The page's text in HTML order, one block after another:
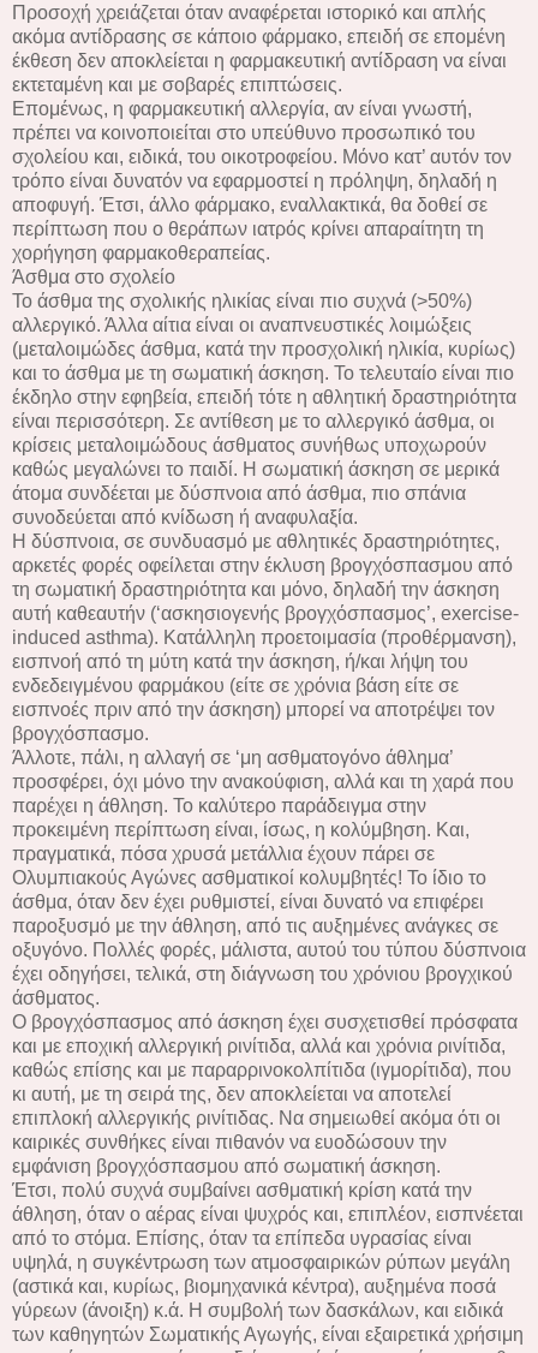
Προσοχή χρειάζεται όταν αναφέρεται ιστορικό και απλής
ακόμα αντίδρασης σε κάποιο φάρμακο, επειδή σε επομένη
έκθεση δεν αποκλείεται η φαρμακευτική αντίδραση να είναι
εκτεταμένη και με σοβαρές επιπτώσεις.
Επομένως, η φαρμακευτική αλλεργία, αν είναι γνωστή,
πρέπει να κοινοποιείται στο υπεύθυνο προσωπικό του
σχολείου και, ειδικά, του οικοτροφείου. Μόνο κατ’ αυτόν τον
τρόπο είναι δυνατόν να εφαρμοστεί η πρόληψη, δηλαδή η
αποφυγή. Έτσι, άλλο φάρμακο, εναλλακτικά, θα δοθεί σε
περίπτωση που ο θεράπων ιατρός κρίνει απαραίτητη τη
χορήγηση φαρμακοθεραπείας.
Άσθμα στο σχολείο
Το άσθμα της σχολικής ηλικίας είναι πιο συχνά (>50%)
αλλεργικό. Άλλα αίτια είναι οι αναπνευστικές λοιμώξεις
(μεταλοιμώδες άσθμα, κατά την προσχολική ηλικία, κυρίως)
και το άσθμα με τη σωματική άσκηση. Το τελευταίο είναι πιο
έκδηλο στην εφηβεία, επειδή τότε η αθλητική δραστηριότητα
είναι περισσότερη. Σε αντίθεση με το αλλεργικό άσθμα, οι
κρίσεις μεταλοιμώδους άσθματος συνήθως υποχωρούν
καθώς μεγαλώνει το παιδί. Η σωματική άσκηση σε μερικά
άτομα συνδέεται με δύσπνοια από άσθμα, πιο σπάνια
συνοδεύεται από κνίδωση ή αναφυλαξία.
Η δύσπνοια, σε συνδυασμό με αθλητικές δραστηριότητες,
αρκετές φορές οφείλεται στην έκλυση βρογχόσπασμου από
τη σωματική δραστηριότητα και μόνο, δηλαδή την άσκηση
αυτή καθεαυτήν (‘ασκησιογενής βρογχόσπασμος’, exercise-
induced asthma). Κατάλληλη προετοιμασία (προθέρμανση),
εισπνοή από τη μύτη κατά την άσκηση, ή/και λήψη του
ενδεδειγμένου φαρμάκου (είτε σε χρόνια βάση είτε σε
εισπνοές πριν από την άσκηση) μπορεί να αποτρέψει τον
βρογχόσπασμο.
Άλλοτε, πάλι, η αλλαγή σε ‘μη ασθματογόνο άθλημα’
προσφέρει, όχι μόνο την ανακούφιση, αλλά και τη χαρά που
παρέχει η άθληση. Το καλύτερο παράδειγμα στην
προκειμένη περίπτωση είναι, ίσως, η κολύμβηση. Και,
πραγματικά, πόσα χρυσά μετάλλια έχουν πάρει σε
Ολυμπιακούς Αγώνες ασθματικοί κολυμβητές! Το ίδιο το
άσθμα, όταν δεν έχει ρυθμιστεί, είναι δυνατό να επιφέρει
παροξυσμό με την άθληση, από τις αυξημένες ανάγκες σε
οξυγόνο. Πολλές φορές, μάλιστα, αυτού του τύπου δύσπνοια
έχει οδηγήσει, τελικά, στη διάγνωση του χρόνιου βρογχικού
άσθματος.
Ο βρογχόσπασμος από άσκηση έχει συσχετισθεί πρόσφατα
και με εποχική αλλεργική ρινίτιδα, αλλά και χρόνια ρινίτιδα,
καθώς επίσης και με παραρρινοκολπίτιδα (ιγμορίτιδα), που
κι αυτή, με τη σειρά της, δεν αποκλείεται να αποτελεί
επιπλοκή αλλεργικής ρινίτιδας. Να σημειωθεί ακόμα ότι οι
καιρικές συνθήκες είναι πιθανόν να ευοδώσουν την
εμφάνιση βρογχόσπασμου από σωματική άσκηση.
Έτσι, πολύ συχνά συμβαίνει ασθματική κρίση κατά την
άθληση, όταν ο αέρας είναι ψυχρός και, επιπλέον, εισπνέεται
από το στόμα. Επίσης, όταν τα επίπεδα υγρασίας είναι
υψηλά, η συγκέντρωση των ατμοσφαιρικών ρύπων μεγάλη
(αστικά και, κυρίως, βιομηχανικά κέντρα), αυξημένα ποσά
γύρεων (άνοιξη) κ.ά. Η συμβολή των δασκάλων, και ειδικά
των καθηγητών Σωματικής Αγωγής, είναι εξαιρετικά χρήσιμη